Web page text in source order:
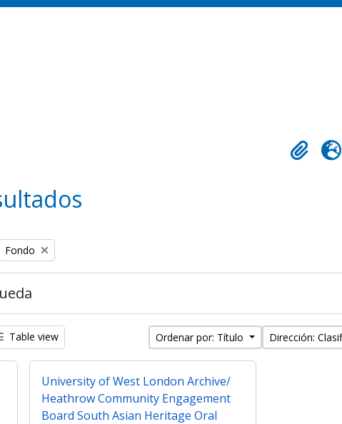
Remove filter:
Fondo
Table view Ordenar por: Título Dirección:
University of West London Archive/
Heathrow Community Engagement
Board South Asian Heritage Oral